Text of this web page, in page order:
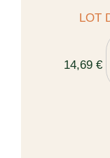
LOT
14,69 €